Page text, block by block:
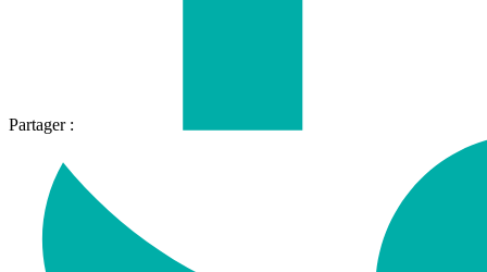
Partager :